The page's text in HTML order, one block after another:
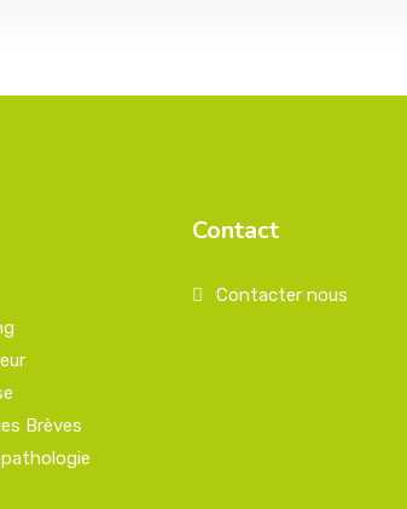
Brèves
Contact
Contacter nous